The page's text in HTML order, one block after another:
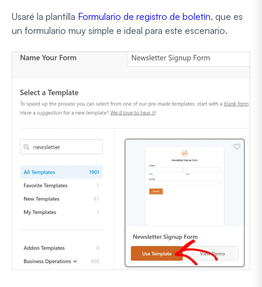
Usaré la plantilla Formulario de registro de boletín, que es
un formulario muy simple e ideal para este escenario.